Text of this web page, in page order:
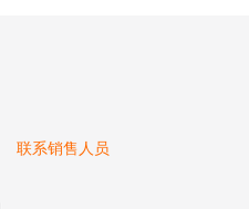
联系销售人员